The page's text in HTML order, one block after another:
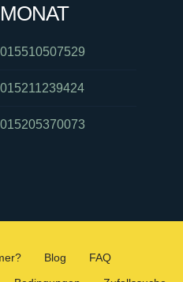
MONAT
015510507529
015211239424
015205370073
Blog
FAQ